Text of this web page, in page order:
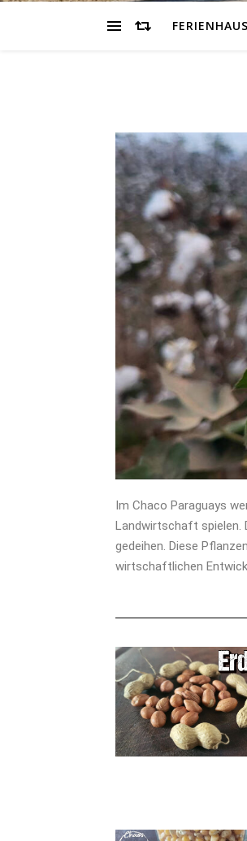
FERIENHAUS
Im Chaco Paraguays
Landwirtschaft spielen.
gedeihen. Diese
wirtschaftlichen